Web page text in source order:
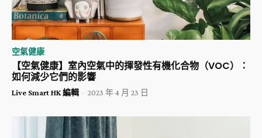
空氣健康
【空氣健康】室內空氣中的揮發性有機化合物（VOC）：
如何減少它們的影響
Live Smart HK 編輯 - 2023 年 4 月 23 日